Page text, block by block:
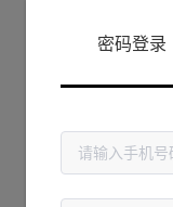
抱歉!
密码登录